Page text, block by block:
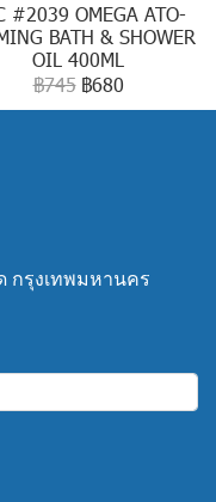
#2039 OMEGA ATO-
BATH & SHOWER
OIL 400ML
฿745 ฿680
กรุงเทพมหานคร